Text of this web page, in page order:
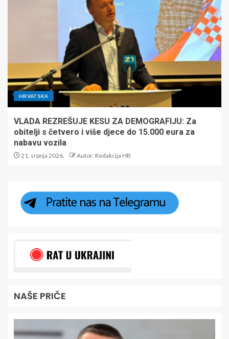
HRVATSKA
VLADA REZREŠUJE KESU ZA DEMOGRAFIJU: Za
obitelji s četvero i više djece do 15.000 eura za
nabavu vozila
21. srpnja 2026. Autor: Redakcija HB
NAŠE PRIČE